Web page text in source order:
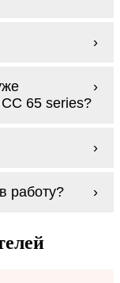
когда
CC 65
65 series?
можно
мы при
работу?
вами
с копией